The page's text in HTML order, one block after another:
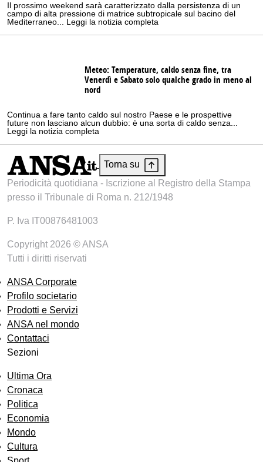
Il prossimo weekend sarà caratterizzato dalla persistenza di un
campo di alta pressione di matrice subtropicale sul bacino del
Mediterraneo... Leggi la notizia completa
Meteo: Temperature, caldo senza fine, tra
Venerdì e Sabato solo qualche grado in meno al
nord
Continua a fare tanto caldo sul nostro Paese e le prospettive
future non lasciano alcun dubbio: è una sorta di caldo senza...
Leggi la notizia completa
Torna su
Periodicità quotidiana - Iscrizione al Registro della Stampa
presso il Tribunale di Roma n. 212/1948
P. Iva IT00876481003
Copyright 2026 © ANSA
Tutti i diritti riservati
ANSA Corporate
Profilo societario
Prodotti e Servizi
ANSA nel mondo
Contattaci
Sezioni
Ultima Ora
Cronaca
Politica
Economia
Mondo
Cultura